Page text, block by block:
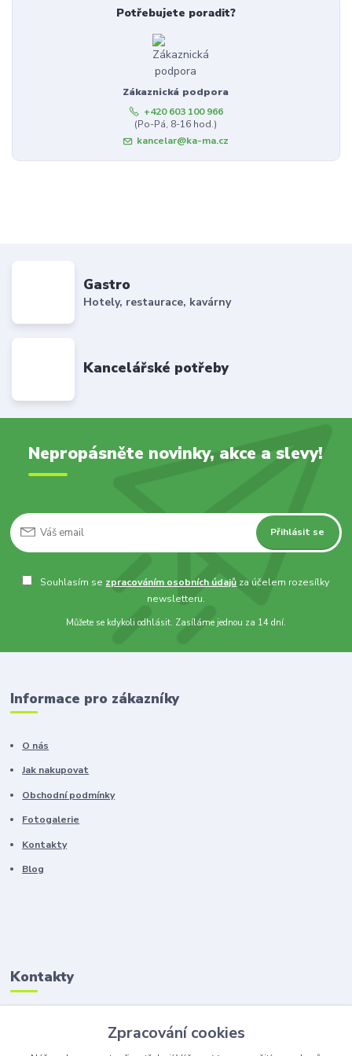
Potřebujete poradit?
Zákaznická podpora
+420 603 100 966
(Po-Pá, 8-16 hod.)
kancelar@ka-ma.cz
Gastro
Hotely, restaurace, kavárny
Kancelářské potřeby
Nepropásněte novinky, akce a slevy!
Přihlásit se
Souhlasím se zpracováním osobních údajů za účelem rozesílky
newsletteru.
Můžete se kdykoli odhlásit. Zasíláme jednou za 14 dní.
Informace pro zákazníky
O nás
Jak nakupovat
Obchodní podmínky
Fotogalerie
Kontakty
Blog
Kontakty
Zákaznická podpora
+420 603 100 966Zpracování cookies